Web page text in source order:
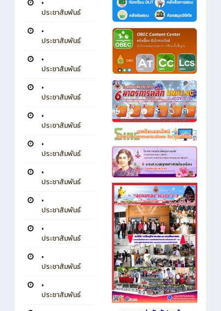
•
ประชาสัมพันธ์
•
ประชาสัมพันธ์
•
ประชาสัมพันธ์
•
ประชาสัมพันธ์
•
ประชาสัมพันธ์
•
ประชาสัมพันธ์
•
ประชาสัมพันธ์
•
ประชาสัมพันธ์
•
ประชาสัมพันธ์
•
ประชาสัมพันธ์
•
ประชาสัมพันธ์